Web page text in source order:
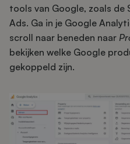
tools van Google, zoals de
Ads. Ga in je Google
scroll naar beneden naar
bekijken welke Google
gekoppeld zijn.